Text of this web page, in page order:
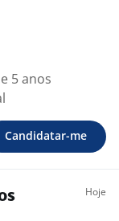
5 anos
Candidatar-me
Hoje